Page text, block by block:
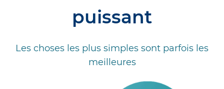
puissant
Les choses les plus simples sont parfois les
meilleures